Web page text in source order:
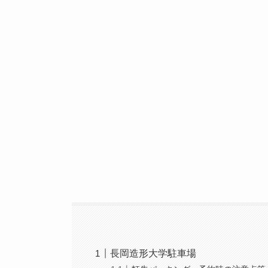
長岡造形大学駐車場